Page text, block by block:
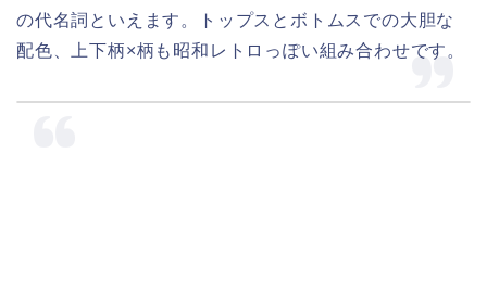
の代名詞といえます。トップスとボトムスでの大胆な
配色、上下柄×柄も昭和レトロっぽい組み合わせです。